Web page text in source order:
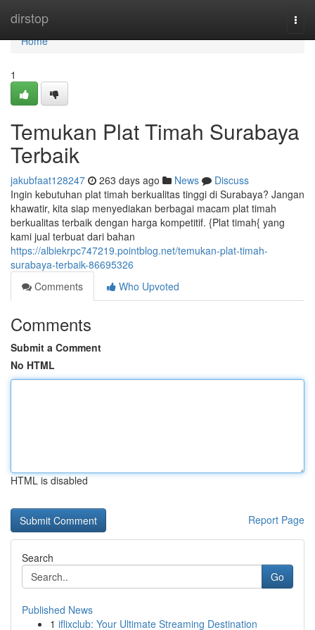
dirstop
Home
Home
1
Temukan Plat Timah Surabaya
Terbaik
jakubfaat128247 263 days ago News
Discuss
Ingin kebutuhan plat timah berkualitas tinggi di Surabaya? Jangan
khawatir, kita siap menyediakan berbagai macam plat timah
berkualitas terbaik dengan harga kompetitif. {Plat timah{ yang
kami jual terbuat dari bahan
https://albiekrpc747219.pointblog.net/temukan-plat-timah-
surabaya-terbaik-86695326
Comments
Who Upvoted
Comments
Submit a Comment
No HTML
HTML is disabled
Report Page
Search
Go
Published News
1 iflixclub: Your Ultimate Streaming Destination